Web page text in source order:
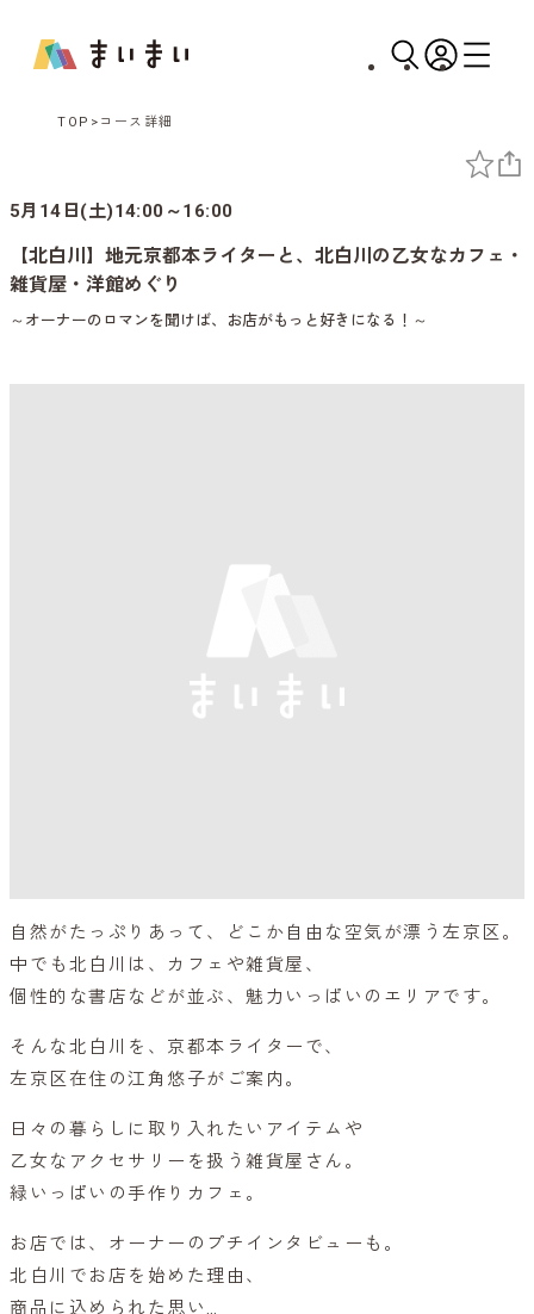
TOP コース詳細
5月14日(土)14:00～16:00
【北白川】地元京都本ライターと、北白川の乙女なカフェ・
雑貨屋・洋館めぐり
～オーナーのロマンを聞けば、お店がもっと好きになる！～
自然がたっぷりあって、どこか自由な空気が漂う左京区。
中でも北白川は、カフェや雑貨屋、
個性的な書店などが並ぶ、魅力いっぱいのエリアです。
そんな北白川を、京都本ライターで、
左京区在住の江角悠子がご案内。
日々の暮らしに取り入れたいアイテムや
乙女なアクセサリーを扱う雑貨屋さん。
緑いっぱいの手作りカフェ。
お店では、オーナーのプチインタビューも。
北白川でお店を始めた理由、
商品に込められた思い…